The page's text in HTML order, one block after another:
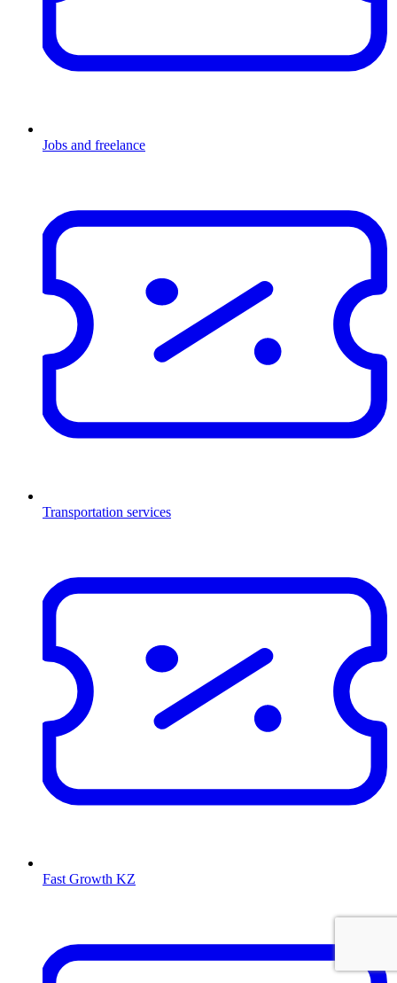
Jobs and freelance
Transportation services
Fast Growth KZ